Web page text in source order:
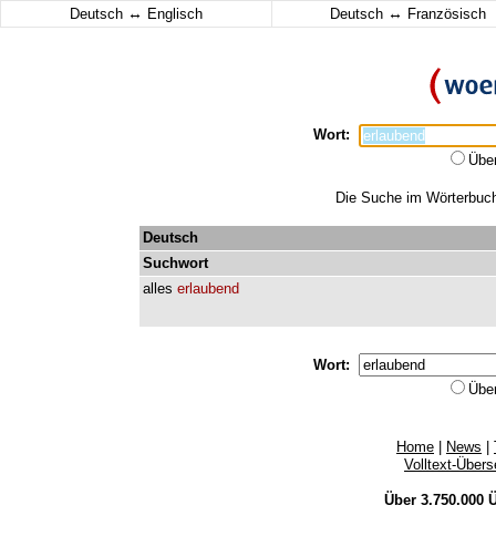
Deutsch ↔ Englisch Deutsch ↔ Französisch
Wort:
Die Suche im
Deutsch
Suchwort
alles erlaubend
Wort:
Home News
Volltext-
Über 3.750.000